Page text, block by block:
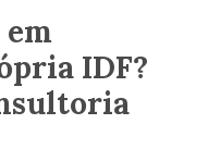
IDF?